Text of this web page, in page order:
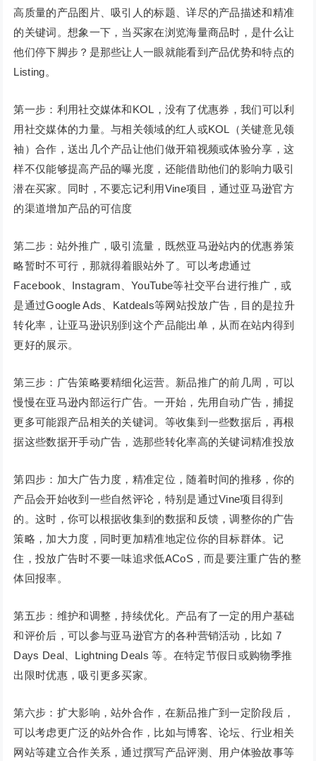
高质量的产品图片、吸引人的标题、详尽的产品描述和精准
的关键词。想象一下，当买家在浏览海量商品时，是什么让
他们停下脚步？是那些让人一眼就能看到产品优势和特点的
Listing。
第一步：利用社交媒体和KOL，没有了优惠券，我们可以利
用社交媒体的力量。与相关领域的红人或KOL（关键意见领
袖）合作，送出几个产品让他们做开箱视频或体验分享，这
样不仅能够提高产品的曝光度，还能借助他们的影响力吸引
潜在买家。同时，不要忘记利用Vine项目，通过亚马逊官方
的渠道增加产品的可信度
第二步：站外推广，吸引流量，既然亚马逊站内的优惠券策
略暂时不可行，那就得着眼站外了。可以考虑通过
Facebook、Instagram、YouTube等社交平台进行推广，或
是通过Google Ads、Katdeals等网站投放广告，目的是拉升
转化率，让亚马逊识别到这个产品能出单，从而在站内得到
更好的展示。
第三步：广告策略要精细化运营。新品推广的前几周，可以
慢慢在亚马逊内部运行广告。一开始，先用自动广告，捕捉
更多可能跟产品相关的关键词。等收集到一些数据后，再根
据这些数据开手动广告，选那些转化率高的关键词精准投放
第四步：加大广告力度，精准定位，随着时间的推移，你的
产品会开始收到一些自然评论，特别是通过Vine项目得到
的。这时，你可以根据收集到的数据和反馈，调整你的广告
策略，加大力度，同时更加精准地定位你的目标群体。记
住，投放广告时不要一味追求低ACoS，而是要注重广告的整
体回报率。
第五步：维护和调整，持续优化。产品有了一定的用户基础
和评价后，可以参与亚马逊官方的各种营销活动，比如 7
Days Deal、Lightning Deals 等。在特定节假日或购物季推
出限时优惠，吸引更多买家。
第六步：扩大影响，站外合作，在新品推广到一定阶段后，
可以考虑更广泛的站外合作，比如与博客、论坛、行业相关
网站等建立合作关系，通过撰写产品评测、用户体验故事等